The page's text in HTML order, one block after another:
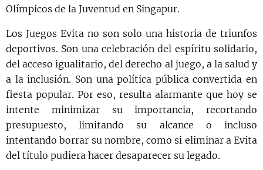
Olímpicos de la Juventud en Singapur.
Los Juegos Evita no son solo una historia de triunfos
deportivos. Son una celebración del espíritu solidario,
del acceso igualitario, del derecho al juego, a la salud y
a la inclusión. Son una política pública convertida en
fiesta popular. Por eso, resulta alarmante que hoy se
intente minimizar su importancia, recortando
presupuesto, limitando su alcance o incluso
intentando borrar su nombre, como si eliminar a Evita
del título pudiera hacer desaparecer su legado.